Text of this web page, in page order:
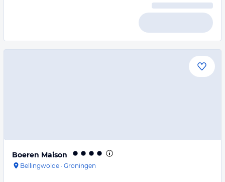
Boeren Maison
Bellingwolde · Groningen